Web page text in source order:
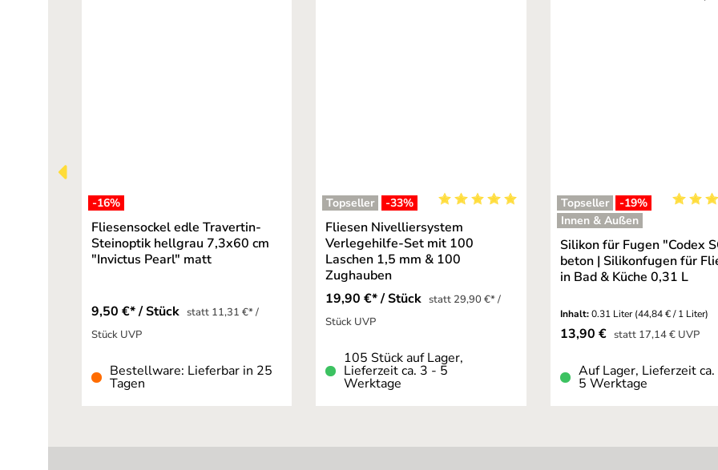
-16%
Fliesensockel edle Travertin-
Steinoptik hellgrau 7,3x60 cm
"Invictus Pearl" matt
9,50 €* / Stück statt 11,31 €* /
Stück UVP
Bestellware: Lieferbar in 25
Tagen
Topseller -33%
Durchschnittliche Bewertung von 5 von 5 Sternen
Fliesen Nivelliersystem
Verlegehilfe-Set mit 100
Laschen 1,5 mm & 100
Zughauben
19,90 €* / Stück statt 29,90 €* /
Stück UVP
105 Stück auf Lager,
Lieferzeit ca. 3 - 5
Werktage
Topseller -19%
Innen & Außen
Silikon für Fugen "Codex
beton | Silikonfugen für
in Bad & Küche 0,31 L
Inhalt:0.31 Liter(44,84 € / 1 Liter)
Verkaufspreis:
13,90 € statt Regulärer Preis:
17,14 € UVP
Auf Lager, Lieferzeit
5 Werktage